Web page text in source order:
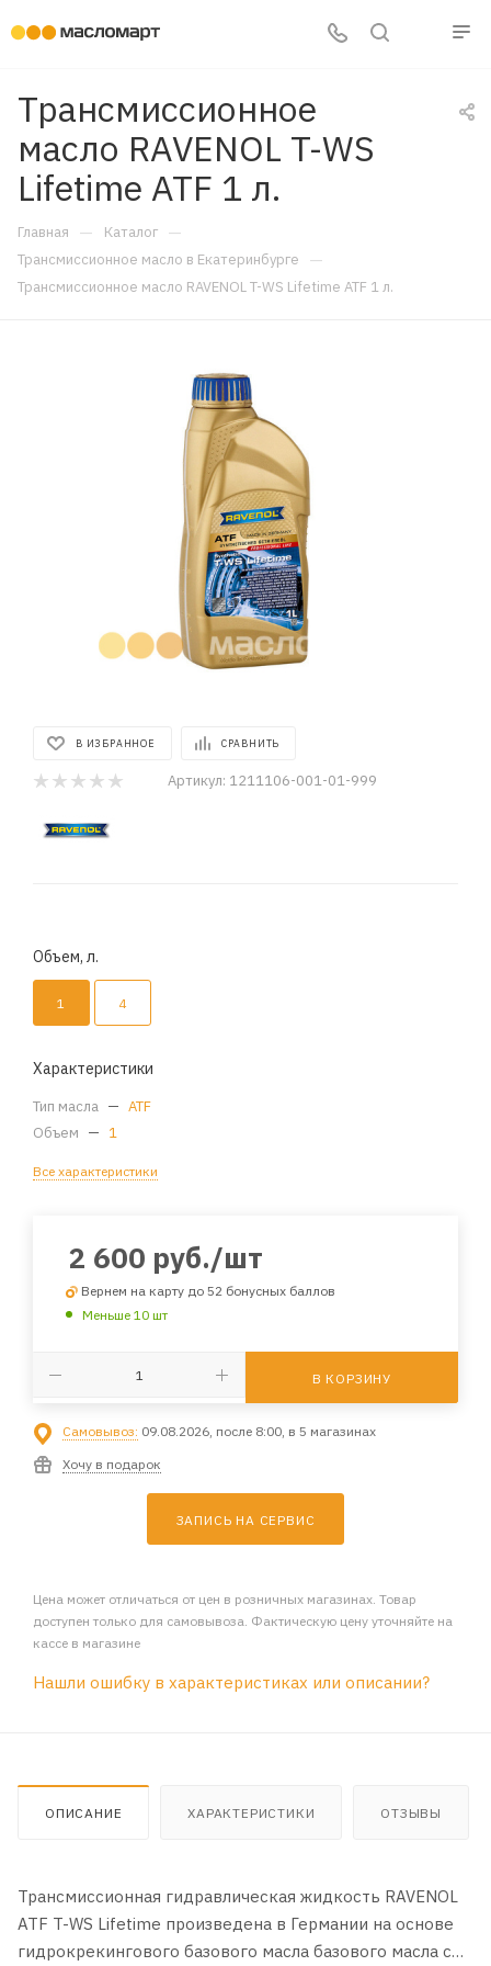
Трансмиссионное
масло RAVENOL T-WS
Lifetime ATF 1 л.
Главная — Каталог —
Трансмиссионное масло в Екатеринбурге —
Трансмиссионное масло RAVENOL T-WS Lifetime ATF 1 л.
В ИЗБРАННОЕ СРАВНИТЬ
Артикул: 1211106-001-01-999
Объем, л.
1 4
Характеристики
Тип масла — ATF
Объем — 1
Все характеристики
2 600 руб./шт
Вернем на карту до 52 бонусных баллов
Меньше 10 шт
В КОРЗИНУ
Самовывоз: 09.08.2026, после 8:00, в 5 магазинах
Хочу в подарок
ЗАПИСЬ НА СЕРВИС
Цена может отличаться от цен в розничных магазинах. Товар
доступен только для самовывоза. Фактическую цену уточняйте на
кассе в магазине
Нашли ошибку в характеристиках или описании?
ОПИСАНИЕ ХАРАКТЕРИСТИКИ ОТЗЫВЫ
Трансмиссионная гидравлическая жидкость RAVENOL
ATF T-WS Lifetime произведена в Германии на основе
гидрокрекингового базового масла базового масла с